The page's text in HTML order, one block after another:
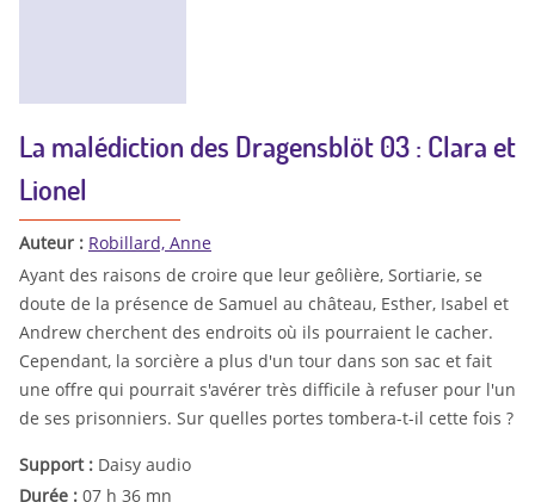
La malédiction des Dragensblöt 03 : Clara et
Lionel
Auteur : Robillard, Anne
Ayant des raisons de croire que leur geôlière, Sortiarie, se
doute de la présence de Samuel au château, Esther, Isabel et
Andrew cherchent des endroits où ils pourraient le cacher.
Cependant, la sorcière a plus d'un tour dans son sac et fait
une offre qui pourrait s'avérer très difficile à refuser pour l'un
de ses prisonniers. Sur quelles portes tombera-t-il cette fois ?
Support : Daisy audio
Durée : 07 h 36 mn